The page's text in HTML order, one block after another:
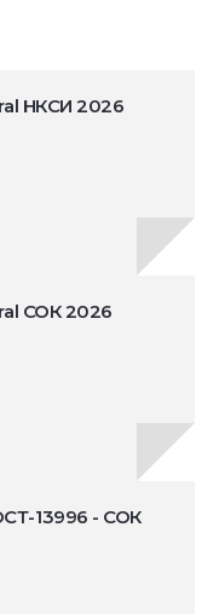
НКСИ 2026
СОК 2026
13996 - СОК